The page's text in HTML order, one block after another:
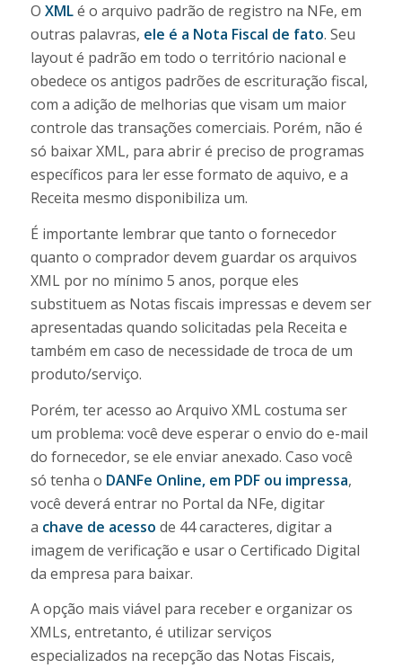
O XMLé o arquivo padrão de registro na NFe, em
outras palavras, ele é a Nota Fiscal de fato. Seu
layout é padrão em todo o território nacional e
obedece os antigos padrões de escrituração fiscal,
com a adição de melhorias que visam um maior
controle das transações comerciais. Porém, não é
só baixar XML, para abrir é preciso de programas
específicos para ler esse formato de aquivo, e a
Receita mesmo disponibiliza um.
É importante lembrar que tanto o fornecedor
quanto o comprador devem guardar os arquivos
XML por no mínimo 5 anos, porque eles
substituem as Notas fiscais impressas e devem ser
apresentadas quando solicitadas pela Receita e
também em caso de necessidade de troca de um
produto/serviço.
Porém, ter acesso ao Arquivo XML costuma ser
um problema: você deve esperar o envio do e-mail
do fornecedor, se ele enviar anexado. Caso você
só tenha o DANFe Online, em PDF ou impressa,
você deverá entrar no Portal da NFe, digitar
a chave de acesso de 44 caracteres, digitar a
imagem de verificação e usar o Certificado Digital
da empresa para baixar.
A opção mais viável para receber e organizar os
XMLs, entretanto, é utilizar serviços
especializados na recepção das Notas Fiscais,